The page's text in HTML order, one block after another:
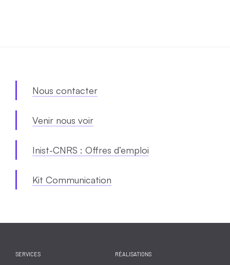
Nous contacter
Venir nous voir
Inist-CNRS : Offres d’emploi
Kit Communication
SERVICES RÉALISATIONS